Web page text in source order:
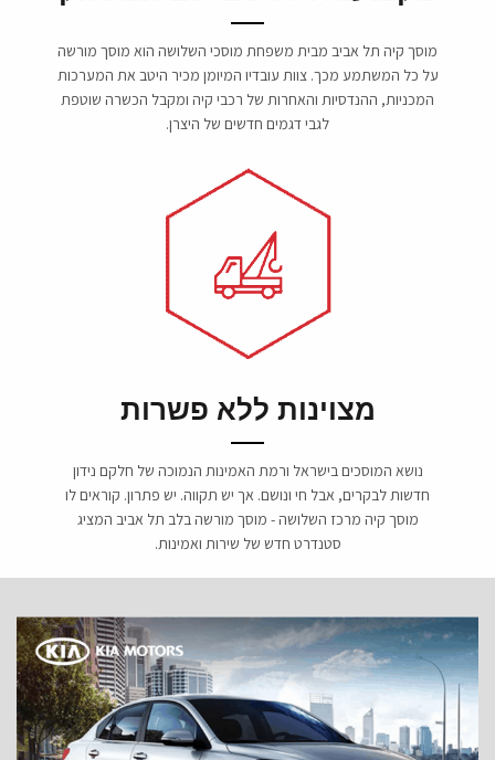
מוסך קיה תל אביב מבית משפחת מוסכי השלושה הוא מוסך מורשה
על כל המשתמע מכך. צוות עובדיו המיומן מכיר היטב את המערכות
המכניות, ההנדסיות והאחרות של רכבי קיה ומקבל הכשרה שוטפת
לגבי דגמים חדשים של היצרן.
מצוינות ללא פשרות
נושא המוסכים בישראל ורמת האמינות הנמוכה של חלקם נידון
חדשות לבקרים, אבל חי ונושם. אך יש תקווה. יש פתרון. קוראים לו
מוסך קיה מרכז השלושה - מוסך מורשה בלב תל אביב המציג
סטנדרט חדש של שירות ואמינות.